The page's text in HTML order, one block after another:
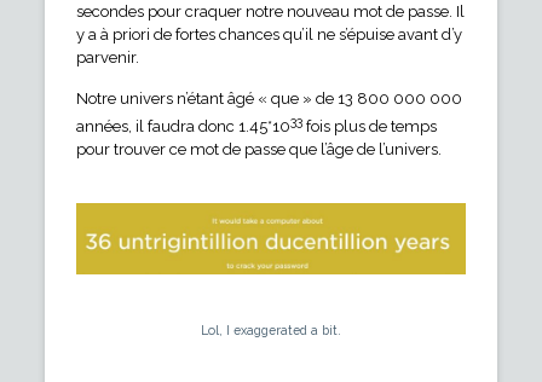
secondes pour craquer notre nouveau mot de passe. Il
y a à priori de fortes chances qu’il ne s’épuise avant d’y
parvenir.
Notre univers n’étant âgé « que » de 13 800 000 000
années, il faudra donc 1.45*1033 fois plus de temps
pour trouver ce mot de passe que l’âge de l’univers.
Lol, I exaggerated a bit.